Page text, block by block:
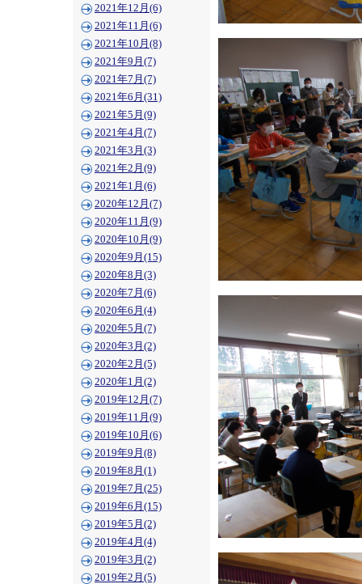
2021年12月(6)
2021年11月(6)
2021年10月(8)
2021年9月(7)
2021年7月(7)
2021年6月(31)
2021年5月(9)
2021年4月(7)
2021年3月(3)
2021年2月(9)
2021年1月(6)
2020年12月(7)
2020年11月(9)
2020年10月(9)
2020年9月(15)
2020年8月(3)
2020年7月(6)
2020年6月(4)
2020年5月(7)
2020年3月(2)
2020年2月(5)
2020年1月(2)
2019年12月(7)
2019年11月(9)
2019年10月(6)
2019年9月(8)
2019年8月(1)
2019年7月(25)
2019年6月(15)
2019年5月(2)
2019年4月(4)
2019年3月(2)
2019年2月(5)